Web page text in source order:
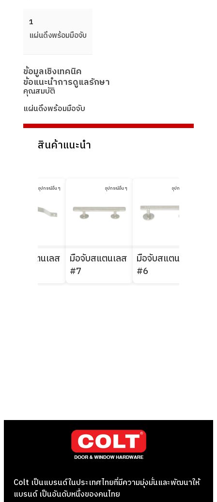
1
แผ่นดึงพร้อมมือจับ
ข้อมูลเชิงเทคนิค
ข้อแนะนำการดูแลรักษา
คุณสมบัติ
แผ่นดึงพร้อมมือจับ
สินค้าแนะนำ
อุปกรณ์อื่น ๆ
มือจับสแตนเลส
อุปกรณ์อื่น ๆ
มือจับสแตนเลส
#7
อุปกรณ์อื่น ๆ
มือจับสแตนเลส
#6
Colt เป็นแบรนด์ในประเทศไทยที่มีความมุ่งมั่นและพัฒนาให้
แบรนด์ เป็นอันดับหนึ่งของคนไทย